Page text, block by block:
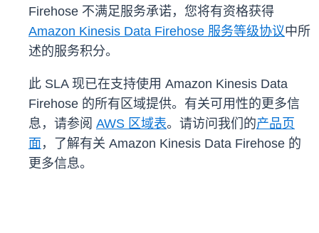
Firehose 不满足服务承诺，您将有资格获得
Amazon Kinesis Data Firehose 服务等级协议中所
述的服务积分。
此 SLA 现已在支持使用 Amazon Kinesis Data
Firehose 的所有区域提供。有关可用性的更多信
息，请参阅 AWS 区域表。请访问我们的产品页
面 ，了解有关 Amazon Kinesis Data Firehose 的
更多信息。